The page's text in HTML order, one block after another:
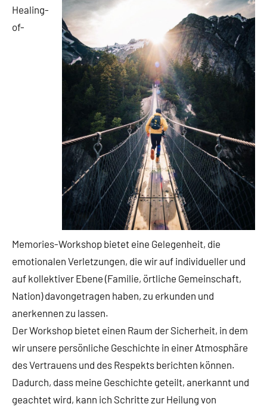
Healing-
of-
Memories-Workshop bietet eine Gelegenheit, die
emotionalen Verletzungen, die wir auf individueller und
auf kollektiver Ebene (Familie, örtliche Gemeinschaft,
Nation) davongetragen haben, zu erkunden und
anerkennen zu lassen.
Der Workshop bietet einen Raum der Sicherheit, in dem
wir unsere persönliche Geschichte in einer Atmosphäre
des Vertrauens und des Respekts berichten können.
Dadurch, dass meine Geschichte geteilt, anerkannt und
geachtet wird, kann ich Schritte zur Heilung von